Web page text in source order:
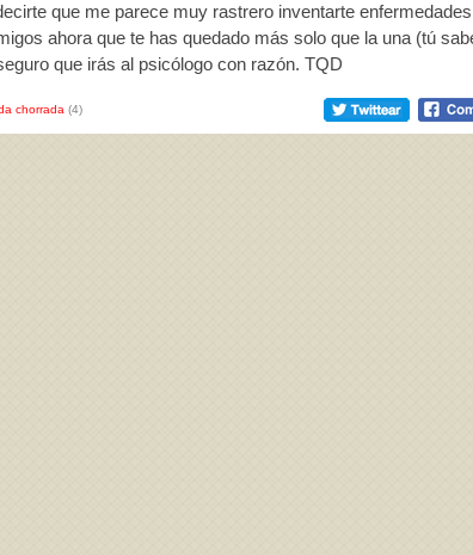
que me parece muy rastrero inventarte enfermedades
ahora que te has quedado más solo que la una (tú
que irás al psicólogo con razón. TQD
chorrada (4)